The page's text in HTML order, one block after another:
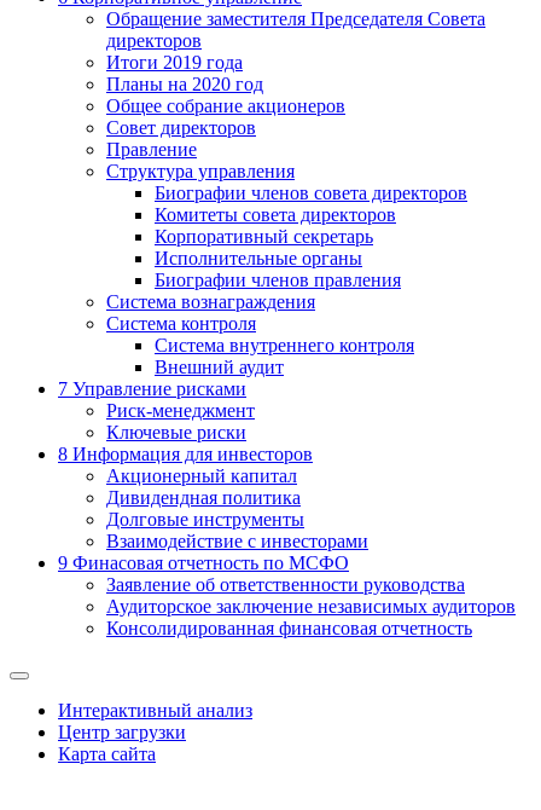
Обращение заместителя Председателя Совета
директоров
Итоги 2019 года
Планы на 2020 год
Общее собрание акционеров
Совет директоров
Правление
Структура управления
Биографии членов совета директоров
Комитеты совета директоров
Корпоративный секретарь
Исполнительные органы
Биографии членов правления
Система вознаграждения
Система контроля
Система внутреннего контроля
Внешний аудит
7 Управление рисками
Риск-менеджмент
Ключевые риски
8 Информация для инвесторов
Акционерный капитал
Дивидендная политика
Долговые инструменты
Взаимодействие с инвеcторами
9 Финасовая отчетность по МСФО
Заявление об ответственности руководства
Аудиторское заключение независимых аудиторов
Консолидированная финансовая отчетность
Интерактивный анализ
Центр загрузки
Карта сайта